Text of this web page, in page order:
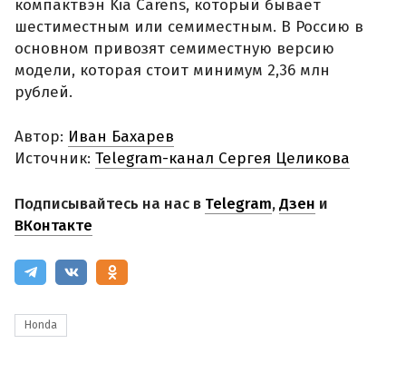
компактвэн Kia Carens, который бывает
шестиместным или семиместным. В Россию в
основном привозят семиместную версию
модели, которая стоит минимум 2,36 млн
рублей.
Автор: Иван Бахарев
Источник: Telegram-канал Сергея Целикова
Подписывайтесь на нас в Telegram,Дзен и
ВКонтакте
Honda